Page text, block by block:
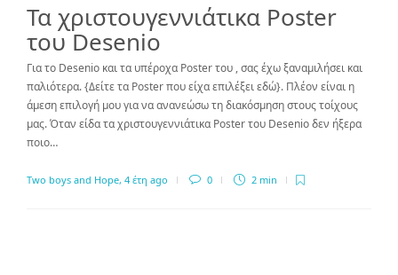
Τα χριστουγεννιάτικα Poster
του Desenio
Για το Desenio και τα υπέροχα Poster του , σας έχω ξαναμιλήσει και
παλιότερα. {Δείτε τα Poster που είχα επιλέξει εδώ}. Πλέον είναι η
άμεση επιλογή μου για να ανανεώσω τη διακόσμηση στους τοίχους
μας. Όταν είδα τα χριστουγεννιάτικα Poster του Desenio δεν ήξερα
ποιο…
Two boys and Hope, 4 έτη ago 0 2 min